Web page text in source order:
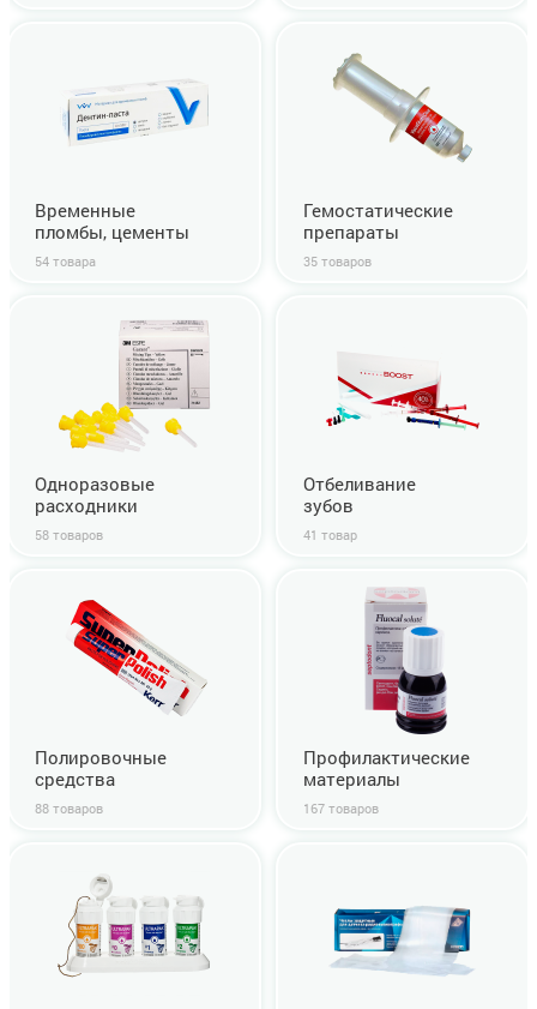
54 товара
Временные
пломбы, цементы
35 товаров
Гемостатические
препараты
58 товаров
Одноразовые
расходники
41 товар
Отбеливание
зубов
88 товаров
Полировочные
средства
167 товаров
Профилактические
материалы